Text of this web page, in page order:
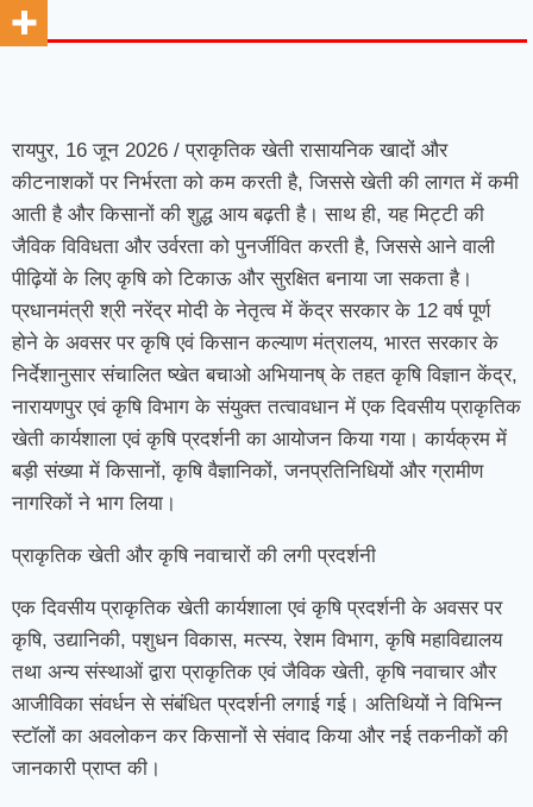
रायपुर, 16 जून 2026 / प्राकृतिक खेती रासायनिक खादों और
कीटनाशकों पर निर्भरता को कम करती है, जिससे खेती की लागत में कमी
आती है और किसानों की शुद्ध आय बढ़ती है। साथ ही, यह मिट्टी की
जैविक विविधता और उर्वरता को पुनर्जीवित करती है, जिससे आने वाली
पीढ़ियों के लिए कृषि को टिकाऊ और सुरक्षित बनाया जा सकता है।
प्रधानमंत्री श्री नरेंद्र मोदी के नेतृत्व में केंद्र सरकार के 12 वर्ष पूर्ण
होने के अवसर पर कृषि एवं किसान कल्याण मंत्रालय, भारत सरकार के
निर्देशानुसार संचालित ष्खेत बचाओ अभियानष् के तहत कृषि विज्ञान केंद्र,
नारायणपुर एवं कृषि विभाग के संयुक्त तत्वावधान में एक दिवसीय प्राकृतिक
खेती कार्यशाला एवं कृषि प्रदर्शनी का आयोजन किया गया। कार्यक्रम में
बड़ी संख्या में किसानों, कृषि वैज्ञानिकों, जनप्रतिनिधियों और ग्रामीण
नागरिकों ने भाग लिया।
प्राकृतिक खेती और कृषि नवाचारों की लगी प्रदर्शनी
एक दिवसीय प्राकृतिक खेती कार्यशाला एवं कृषि प्रदर्शनी के अवसर पर
कृषि, उद्यानिकी, पशुधन विकास, मत्स्य, रेशम विभाग, कृषि महाविद्यालय
तथा अन्य संस्थाओं द्वारा प्राकृतिक एवं जैविक खेती, कृषि नवाचार और
आजीविका संवर्धन से संबंधित प्रदर्शनी लगाई गई। अतिथियों ने विभिन्न
स्टॉलों का अवलोकन कर किसानों से संवाद किया और नई तकनीकों की
जानकारी प्राप्त की।